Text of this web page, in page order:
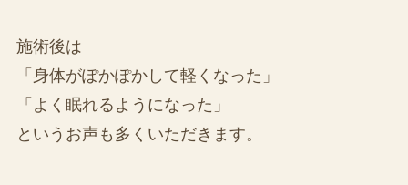
施術後は
「身体がぽかぽかして軽くなった」
「よく眠れるようになった」
というお声も多くいただきます。